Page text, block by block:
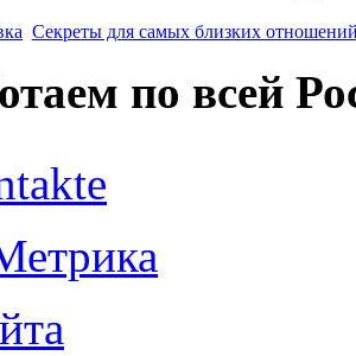
Секреты для самых близких
по всей